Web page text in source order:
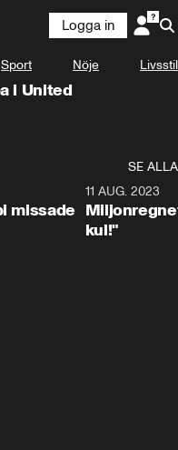
Logga in
Sport Nöje Livsstil
i United
SE ALLA
missade
11 AUG. 2023
kul!"